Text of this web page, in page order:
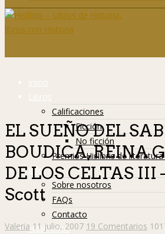
Inicio
Libros
Calificaciones
Ficción
No ficción
Premios Hislibris de
Info
Sobre nosotros
FAQs
Contacto
Hislibreños
EL SUEÑO DEL
BOUDICA, REINA
DE LOS CELTAS III
Scott
Valeria 11 julio, 2007 19 Comentarios